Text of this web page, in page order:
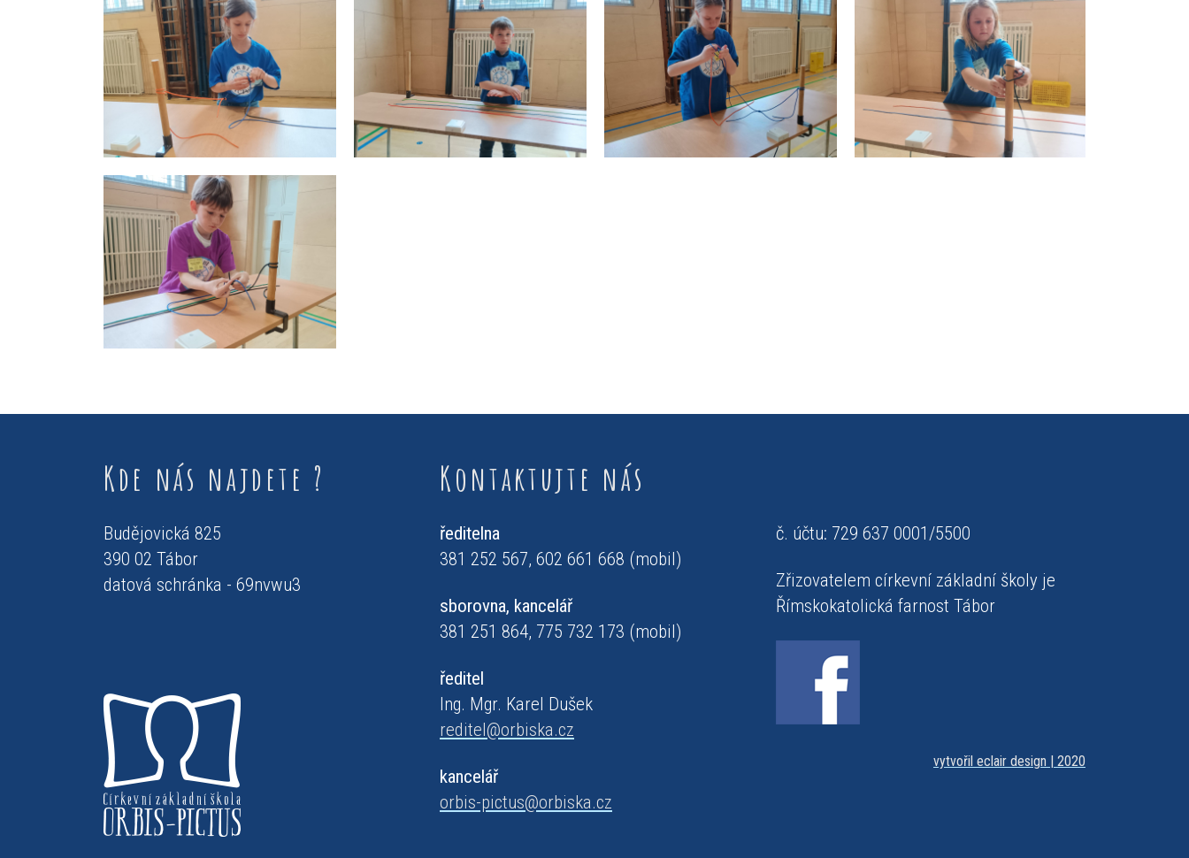
Kde nás najdete ?
Budějovická 825
390 02 Tábor
datová schránka - 69nvwu3
Kontaktujte nás
ředitelna
381 252 567, 602 661 668 (mobil)
sborovna, kancelář
381 251 864, 775 732 173 (mobil)
ředitel
Ing. Mgr. Karel Dušek
reditel@orbiska.cz
kancelář
orbis-pictus@orbiska.cz
č. účtu: 729 637 0001/5500
Zřizovatelem církevní základní školy je
Římskokatolická farnost Tábor
vytvořil eclair design | 2020